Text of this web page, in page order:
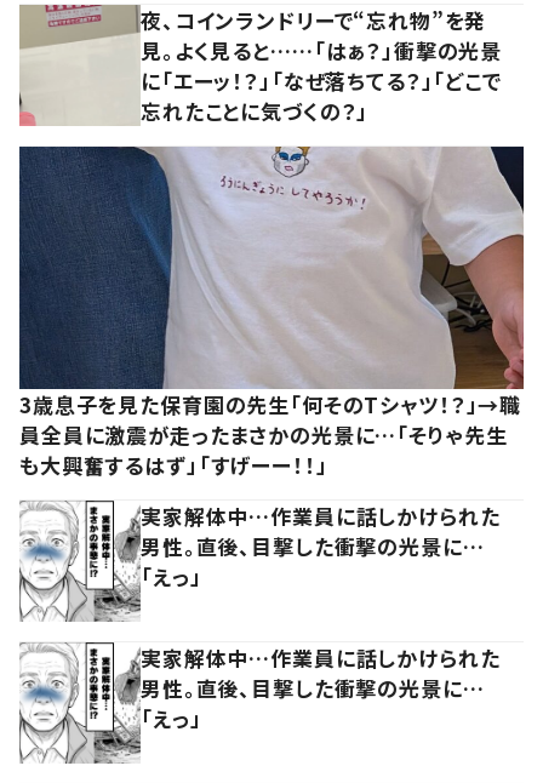
夜、コインランドリーで“忘れ物”を発
見。よく見ると……「はぁ？」衝撃の光景
に「エーッ！？」「なぜ落ちてる？」「どこで
忘れたことに気づくの？」
3歳息子を見た保育園の先生「何そのTシャツ！？」→職
員全員に激震が走ったまさかの光景に…「そりゃ先生
も大興奮するはず」「すげーー！！」
実家解体中…作業員に話しかけられた
男性。直後、目撃した衝撃の光景に…
「えっ」
実家解体中…作業員に話しかけられた
男性。直後、目撃した衝撃の光景に…
「えっ」